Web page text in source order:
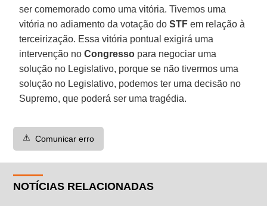
ser comemorado como uma vitória. Tivemos uma
vitória no adiamento da votação doSTF em relação à
terceirização. Essa vitória pontual exigirá uma
intervenção noCongresso para negociar uma
solução no Legislativo, porque se não tivermos uma
solução no Legislativo, podemos ter uma decisão no
Supremo, que poderá ser uma tragédia.
⚠️ Comunicar erro
NOTÍCIAS RELACIONADAS